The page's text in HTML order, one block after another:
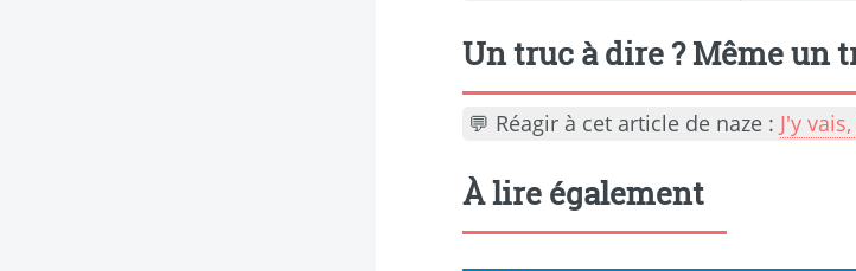
Un truc à dire ? Même un
💬 Réagir à cet article de naze : J'y
À lire également